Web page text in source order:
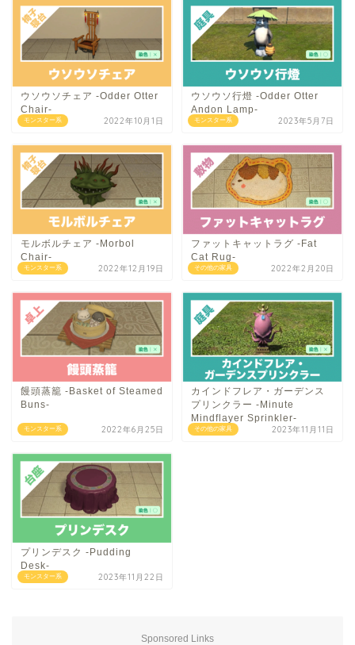
モンスター系
ウソウソチェア -Odder Otter
Chair-
2022年10月1日 モンスター系
ウソウソ行燈 -Odder Otter
Andon Lamp-
2023年5月7日
モンスター系
モルボルチェア -Morbol
Chair-
2022年12月19日 その他の家具
ファットキャットラグ -Fat
Cat Rug-
2022年2月20日
モンスター系
饅頭蒸籠 -Basket of Steamed
Buns-
2022年6月25日 その他の家具
カインドフレア・ガーデンス
プリンクラー -Minute
Mindflayer Sprinkler-
2023年11月11日
モンスター系
プリンデスク -Pudding
Desk-
2023年11月22日
Sponsored Links